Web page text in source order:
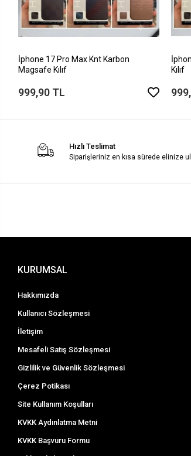
İphone 17 Pro Max Knt Karbon
Magsafe Kılıf
999,90 TL
Kılıf
Hızlı Teslimat
Siparişleriniz en kısa sürede elinize
KURUMSAL
Hakkımızda
Kullanıcı Sözleşmesi
İletişim
Mesafeli Satış Sözleşmesi
Gizlilik ve Güvenlik Sözleşmesi
Çerez Potikası
Site Kullanım Koşulları
KVKK Aydınlatma Metni
KVKK Başvuru Formu